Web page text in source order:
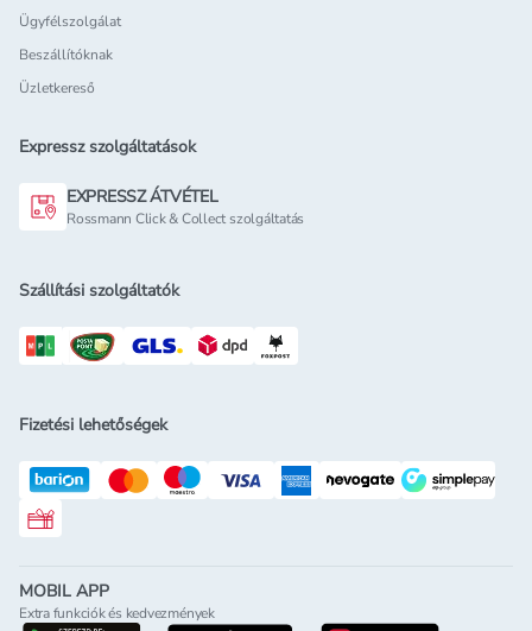
Ügyfélszolgálat
Beszállítóknak
Üzletkereső
Expressz szolgáltatások
EXPRESSZ ÁTVÉTEL
Rossmann Click & Collect szolgáltatás
Szállítási szolgáltatók
Fizetési lehetőségek
Rossmann ajándékkártya
MOBIL APP
Extra funkciók és kedvezmények